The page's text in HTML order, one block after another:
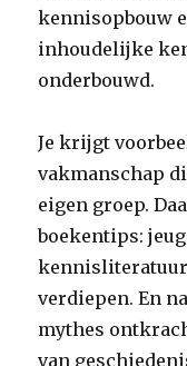
kennisopbouw
inhoudelijke
onderbouwd.
Je krijgt
vakmanschap
eigen groep.
boekentips:
kennisliteratuur
verdiepen. En
mythes
van